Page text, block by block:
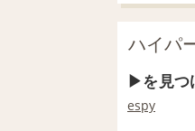
ハイパ
を見つ
espy